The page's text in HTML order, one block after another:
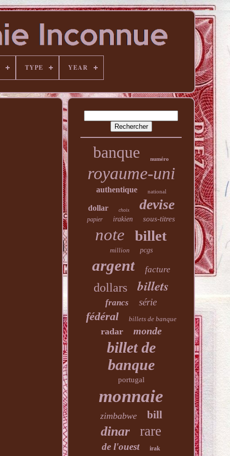
TYPE YEAR
banque numéro
royaume-uni
authentique national
dollar choix devise
papier irakien sous-titres
note billet
million pcgs
argent facture
dollars billets
francs série
fédéral billets de banque
radar monde
billet de
banque
portugal
monnaie
zimbabwe bill
dinar rare
de l'ouest irak